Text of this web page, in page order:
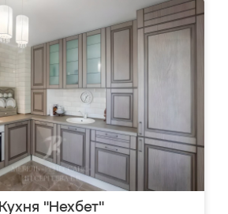
Кухня "Нехбет"